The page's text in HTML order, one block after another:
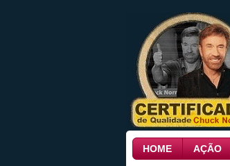
HOME AÇÃO